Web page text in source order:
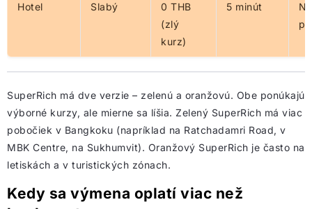
Hotel Slabý
0 THB
(zlý
kurz)
5 minút
SuperRich má dve verzie – zelenú a oranžovú. Obe ponúkajú
výborné kurzy, ale mierne sa líšia. Zelený SuperRich má viac
pobočiek v Bangkoku (napríklad na Ratchadamri Road, v
MBK Centre, na Sukhumvit). Oranžový SuperRich je často na
letiskách a v turistických zónach.
Kedy sa výmena oplatí viac než